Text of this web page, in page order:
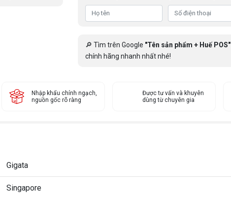
n
t
🔎 Tìm trên Google "Tên sản phẩm + Huế POS"
chính hãng nhanh nhất nhé!
Nhập khẩu chính ngạch,
nguồn gốc rõ ràng
Được tư vấn và khuyên
dùng từ chuyên gia
Gigata
Singapore